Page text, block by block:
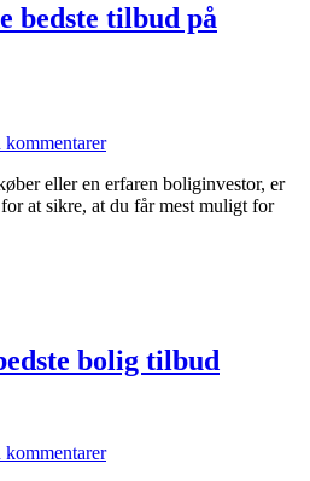
bedste tilbud på
kommentarer
eller en erfaren boliginvestor, er
at sikre, at du får mest muligt for
bolig tilbud
kommentarer